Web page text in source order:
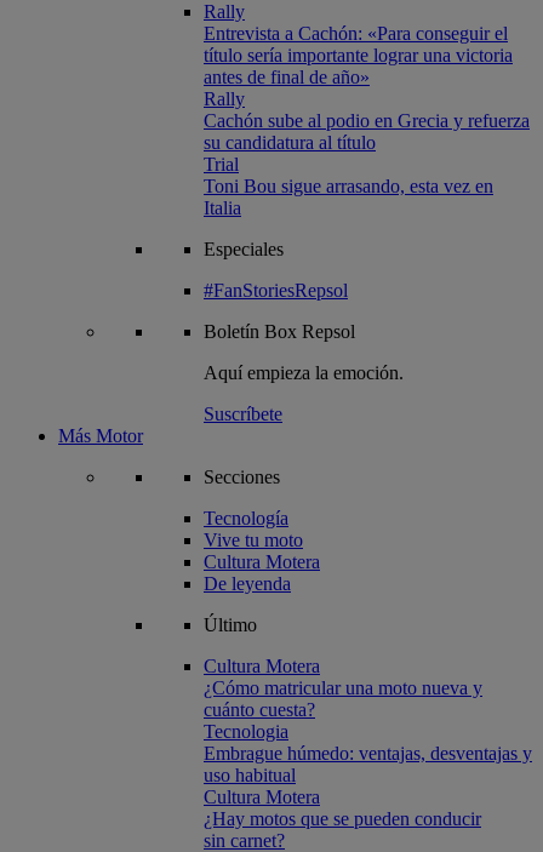
Rally
Entrevista a Cachón: «Para conseguir el
título sería importante lograr una victoria
antes de final de año»
Rally
Cachón sube al podio en Grecia y refuerza
su candidatura al título
Trial
Toni Bou sigue arrasando, esta vez en
Italia
Especiales
#FanStoriesRepsol
Boletín Box Repsol
Aquí empieza la emoción.
Suscríbete
Más Motor
Secciones
Tecnología
Vive tu moto
Cultura Motera
De leyenda
Último
Cultura Motera
¿Cómo matricular una moto nueva y
cuánto cuesta?
Tecnologia
Embrague húmedo: ventajas, desventajas y
uso habitual
Cultura Motera
¿Hay motos que se pueden conducir
sin carnet?